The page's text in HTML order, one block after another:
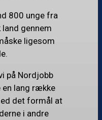
800 unge fra
gennem
ligesom
på Nordjobb
en lang række
det formål at
i andre